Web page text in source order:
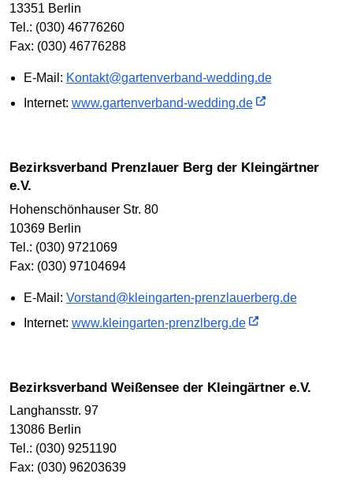
13351 Berlin
Tel.: (030) 46776260
Fax: (030) 46776288
E-Mail: Kontakt@gartenverband-wedding.de
Internet: www.gartenverband-wedding.de
Bezirksverband Prenzlauer Berg der Kleingärtner
e.V.
Hohenschönhauser Str. 80
10369 Berlin
Tel.: (030) 9721069
Fax: (030) 97104694
E-Mail: Vorstand@kleingarten-prenzlauerberg.de
Internet: www.kleingarten-prenzlberg.de
Bezirksverband Weißensee der Kleingärtner e.V.
Langhansstr. 97
13086 Berlin
Tel.: (030) 9251190
Fax: (030) 96203639